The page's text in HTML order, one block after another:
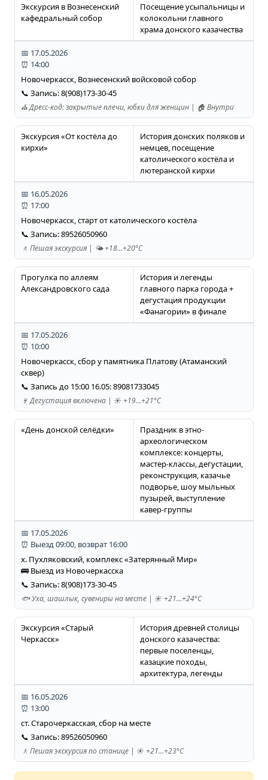
Экскурсия в Вознесенский
кафедральный собор
Посещение усыпальницы и
колокольни главного
храма донского казачества
📅 17.05.2026
⏰ 14:00
Новочеркасск, Вознесенский войсковой собор
📞 Запись: 8(908)173-30-45
⛪ Дресс-код: закрытые плечи, юбки для женщин | 🏠 Внутри
Экскурсия «От костёла до
кирхи»
История донских поляков и
немцев, посещение
католического костёла и
лютеранской кирхи
📅 16.05.2026
⏰ 17:00
Новочеркасск, старт от католического костёла
📞 Запись: 89526050960
🚶 Пешая экскурсия | 🌤️ +18…+20°C
Прогулка по аллеям
Александровского сада
История и легенды
главного парка города +
дегустация продукции
«Фанагории» в финале
📅 17.05.2026
⏰ 10:00
Новочеркасск, сбор у памятника Платову (Атаманский
сквер)
📞 Запись до 15:00 16.05: 89081733045
🍷 Дегустация включена | ☀️ +19…+21°C
«День донской селёдки»
Праздник в этно-
археологическом
комплексе: концерты,
мастер-классы, дегустации,
реконструкция, казачье
подворье, шоу мыльных
пузырей, выступление
кавер-группы
📅 17.05.2026
⏰ Выезд 09:00, возврат 16:00
х. Пухляковский, комплекс «Затерянный Мир»
🚌 Выезд из Новочеркасска
📞 Запись: 8(908)173-30-45
🐟 Уха, шашлык, сувениры на месте | ☀️ +21…+24°C
Экскурсия «Старый
Черкасск»
История древней столицы
донского казачества:
первые поселенцы,
казацкие походы,
архитектура, легенды
📅 16.05.2026
⏰ 13:00
ст. Старочеркасская, сбор на месте
📞 Запись: 89526050960
🚶 Пешая экскурсия по станице | ☀️ +21…+23°C